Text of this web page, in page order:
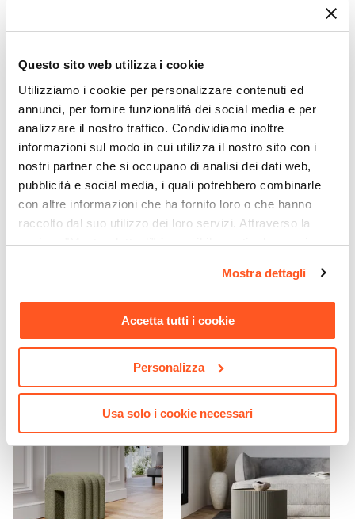
Questo sito web utilizza i cookie
Utilizziamo i cookie per personalizzare contenuti ed
annunci, per fornire funzionalità dei social media e per
analizzare il nostro traffico. Condividiamo inoltre
informazioni sul modo in cui utilizza il nostro sito con i
nostri partner che si occupano di analisi dei dati web,
pubblicità e social media, i quali potrebbero combinarle
con altre informazioni che ha fornito loro o che hanno
raccolto dal suo utilizzo dei loro servizi. Attraverso la
sezione "Mostra dettagli" è possibile gestire le proprie
momento. Per maggiori informazioni si invita a leggere la
nostraCookie Policy.
Mostra dettagli
Accetta tutti i cookie
Personalizza
Usa solo i cookie necessari
Numero Elementi
2 elementi
Dimensioni
46 x 51 cm
Altezza
84 cm
47 cm
Ciniglia
Portata Massima
90 kg
Nero
Colore Seduta
Verde scuro
No
Imbottitura
Si
135 cm top rovere e gambe
in metallo nero - Jasper
CODICE:RD-NTV
verde - Rudy